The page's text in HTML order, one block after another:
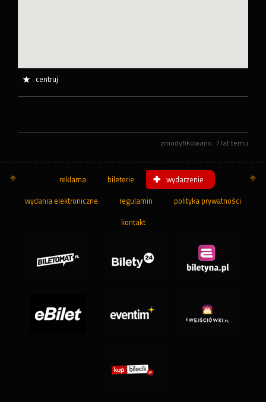
centruj
zmodyfikowano 7 lat temu
reklama bileterie wydarzenie
wydania elektroniczne regulamin polityka prywatności
kontakt